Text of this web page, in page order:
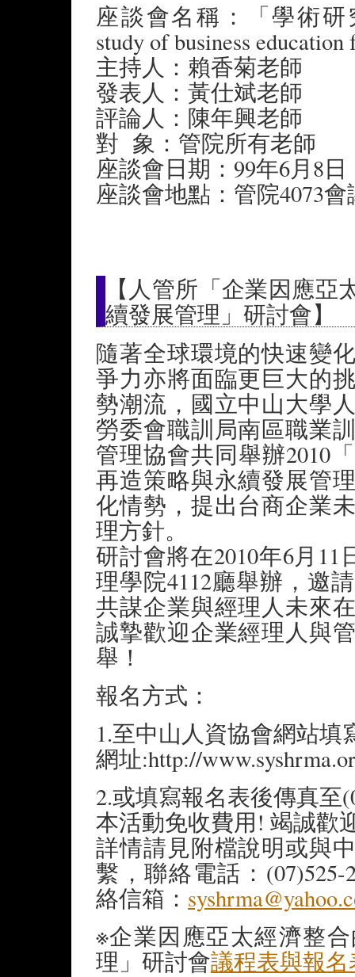
座談會名稱：「學術研
study of business
主持人：賴香菊老師
發表人：黃仕斌老師
評論人：陳年興老師
對 象：管院所有老師
座談會日期：99年6月8
座談會地點：管院4073會
【人管所「企業因應
續發展管理」研討會】
隨著全球環境的快速變
爭力亦將面臨更巨大的
勢潮流，國立中山大學
勞委會職訓局南區職業
管理協會共同舉辦2010
再造策略與永續發展管
化情勢，提出台商企業
理方針。
研討會將在2010年6月
理學院4112廳舉辦，邀
共謀企業與經理人未來
誠摯歡迎企業經理人與
舉！
報名方式：
1.至中山人資協會網站填
網址:http://
2.或填寫報名表後傳真至
本活動免收費用! 竭誠歡
詳情請見附檔說明或與
繫，聯絡電話：(07)525-
絡信箱：
※企業因應亞太經濟整
理」研討會議程表與報名